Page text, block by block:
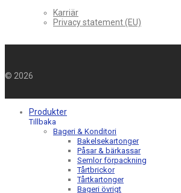
Karriär
Privacy statement (EU)
© 2026
Produkter
Tillbaka
Bageri & Konditori
Bakelsekartonger
Påsar & bärkassar
Semlor förpackning
Tårtbrickor
Tårtkartonger
Bageri övrigt